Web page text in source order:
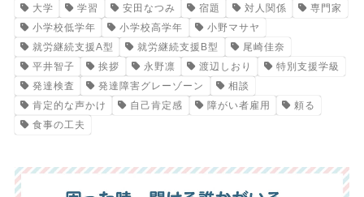
大学
学習 安田なつみ 宿題 対人関係
専門家
小学校低学年
小学校高学年
小野マサヤ
就労継続支援A型
就労継続支援B型
尾崎佳奈
平井智子
挨拶 永野凛 渡辺しおり
特別支援学級
発達検査
発達障害グレーゾーン
相談
肯定的な声かけ
自己肯定感 障がい者雇用
頼る
食事の工夫